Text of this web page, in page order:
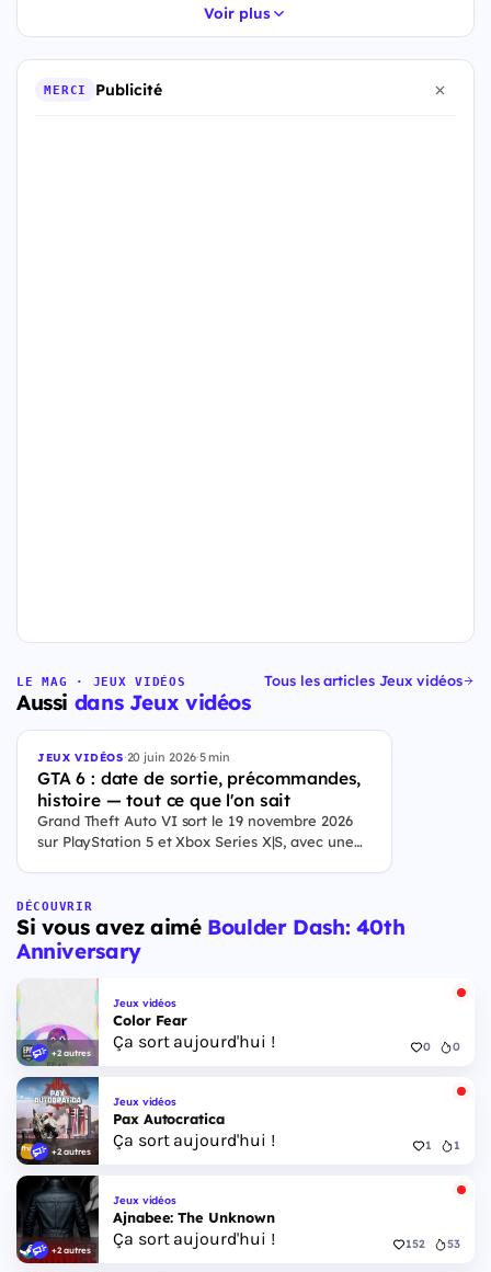
Voir plus
MERCI Publicité
LE MAG · JEUX VIDÉOS
Aussi dans Jeux vidéos
Tous les articles Jeux vidéos
JEUX VIDÉOS·20 juin 2026·5 min
GTA 6 : date de sortie, précommandes,
histoire — tout ce que l'on sait
Grand Theft Auto VI sort le 19 novembre 2026
sur PlayStation 5 et Xbox Series X|S, avec une
Floride, et sa ville Vice City. Il met en scène
pour la première fois un duo de protagonistes
jouables, Jason et Lucia, cette dernière étant la
première héroïne jouable d'un GTA principal.
DÉCOUVRIR
Si vous avez aimé Boulder Dash: 40th
Anniversary
+2 autres
Jeux vidéos
Color Fear
Ça sort aujourd'hui ! 0 0
+2 autres
Jeux vidéos
Pax Autocratica
Ça sort aujourd'hui ! 1 1
+2 autres
Jeux vidéos
Ajnabee: The Unknown
Ça sort aujourd'hui ! 152 53